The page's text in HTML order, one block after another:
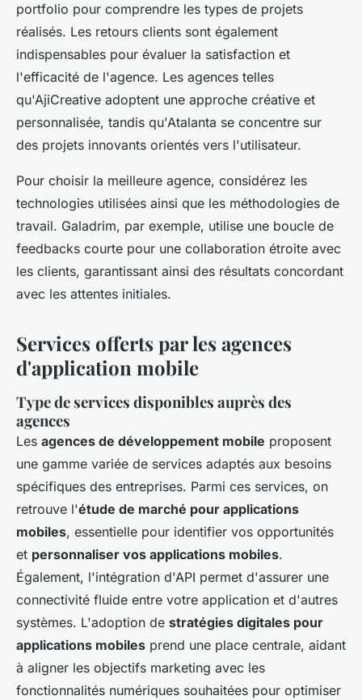
portfolio pour comprendre les types de projets
réalisés. Les retours clients sont également
indispensables pour évaluer la satisfaction et
l'efficacité de l'agence. Les agences telles
qu'AjiCreative adoptent une approche créative et
personnalisée, tandis qu'Atalanta se concentre sur
des projets innovants orientés vers l'utilisateur.
Pour choisir la meilleure agence, considérez les
technologies utilisées ainsi que les méthodologies de
travail. Galadrim, par exemple, utilise une boucle de
feedbacks courte pour une collaboration étroite avec
les clients, garantissant ainsi des résultats concordant
avec les attentes initiales.
Services offerts par les agences
d'application mobile
Type de services disponibles auprès des
agences
Les agences de développement mobile proposent
une gamme variée de services adaptés aux besoins
spécifiques des entreprises. Parmi ces services, on
retrouve l'étude de marché pour applications
mobiles, essentielle pour identifier vos opportunités
et personnaliser vos applications mobiles.
Également, l'intégration d'API permet d'assurer une
connectivité fluide entre votre application et d'autres
systèmes. L'adoption de stratégies digitales pour
applications mobiles prend une place centrale, aidant
à aligner les objectifs marketing avec les
fonctionnalités numériques souhaitées pour optimiser